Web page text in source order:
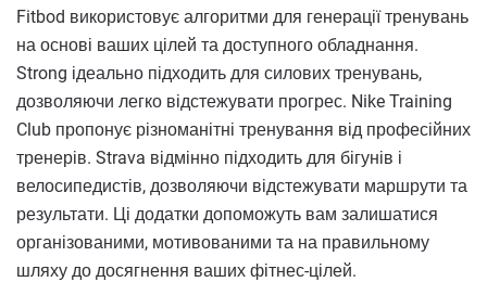
Fitbod використовує алгоритми для генерації тренувань
на основі ваших цілей та доступного обладнання.
Strong ідеально підходить для силових тренувань,
дозволяючи легко відстежувати прогрес. Nike Training
Club пропонує різноманітні тренування від професійних
тренерів. Strava відмінно підходить для бігунів і
велосипедистів, дозволяючи відстежувати маршрути та
результати. Ці додатки допоможуть вам залишатися
організованими, мотивованими та на правильному
шляху до досягнення ваших фітнес-цілей.